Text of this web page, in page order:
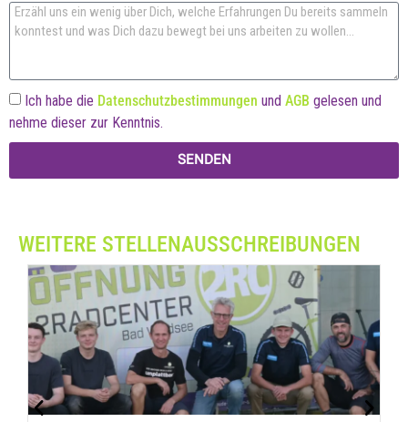
Ich habe die Datenschutzbestimmungen und AGB gelesen und
nehme dieser zur Kenntnis.
SENDEN
WEITERE STELLENAUSSCHREIBUNGEN